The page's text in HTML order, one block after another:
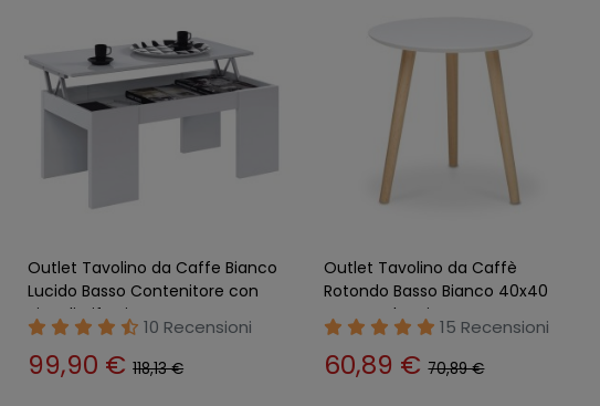
Outlet Tavolino da Caffe Bianco
Lucido Basso Contenitore con
Piccoli Difetti
10 Recensioni
99,90 €118,13 €
Outlet Tavolino da Caffè
Rotondo Basso Bianco 40x40
cm Gambe Pino
15 Recensioni
60,89 €70,89 €